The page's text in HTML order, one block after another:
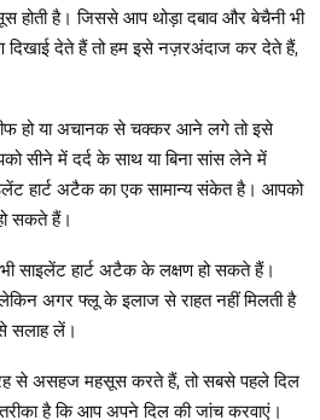
होती है। जिससे आप थोड़ा दबाव और बेचैनी भी
देते हैं तो हम इसे नज़रअंदाज कर देते हैं,
हो या अचानक से चक्कर आने लगे तो इसे
सीने में दर्द के साथ या बिना सांस लेने में
हार्ट अटैक का एक सामान्य संकेत है। आपको
सकते हैं।
भी साइलेंट हार्ट अटैक के लक्षण हो सकते हैं।
अगर फ्लू के इलाज से राहत नहीं मिलती है
सलाह लें।
से असहज महसूस करते हैं, तो सबसे पहले दिल
है कि आप अपने दिल की जांच करवाएं।